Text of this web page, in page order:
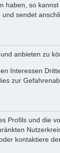
haben, so
sendet
anbieten zu
Interessen
zur
Profils und die
kontaktiere